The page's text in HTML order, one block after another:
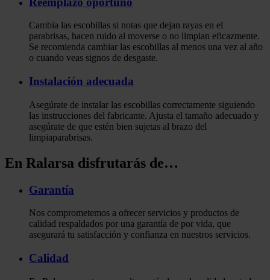
Cambia las escobillas si notas que dejan rayas en el
parabrisas, hacen ruido al moverse o no limpian eficazmente.
Se recomienda cambiar las escobillas al menos una vez al año
o cuando veas signos de desgaste.
Instalación adecuada
Asegúrate de instalar las escobillas correctamente siguiendo
las instrucciones del fabricante. Ajusta el tamaño adecuado y
asegúrate de que estén bien sujetas al brazo del
limpiaparabrisas.
En Ralarsa disfrutarás de…
Garantía
Nos comprometemos a ofrecer servicios y productos de
calidad respaldados por una garantía de por vida, que
asegurará tu satisfacción y confianza en nuestros servicios.
Calidad